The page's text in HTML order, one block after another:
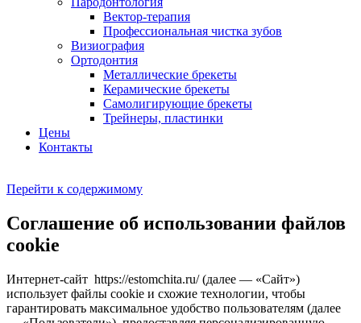
Вектор-терапия
Профессиональная чистка зубов
Визиография
Ортодонтия
Металлические брекеты
Керамические брекеты
Самолигирующие брекеты
Трейнеры, пластинки
Цены
Контакты
Перейти к содержимому
Соглашение об использовании файлов
cookie
Интернет-сайт https://estomchita.ru/ (далее — «Сайт»)
использует файлы cookie и схожие технологии, чтобы
гарантировать максимальное удобство пользователям (далее